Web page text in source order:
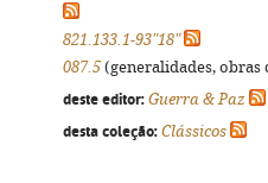
821.133.1-93"18"
087.5 (generalidades,
deste editor: Guerra & Paz
desta coleção: Clássicos